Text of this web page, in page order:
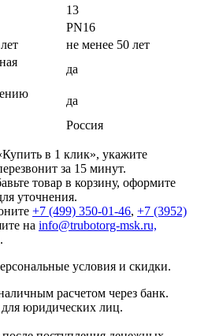
13
PN16
не менее 50 лет
да
да
Россия
в 1 клик», укажите
за 15 минут.
товар в корзину, оформите
уточнения.
+7 (499) 350-01-46, +7 (3952)
на info@trubotorg-msk.ru,
.
условия и скидки.
расчетом через банк.
юридических лиц.